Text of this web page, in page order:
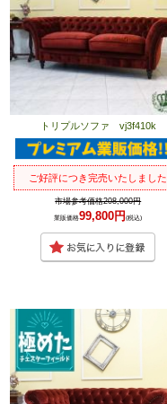
トリプルソファ vj3f410k
ご好評につき完売いたしました
市場参考価格208,000円
業販価格99,800円(税込)